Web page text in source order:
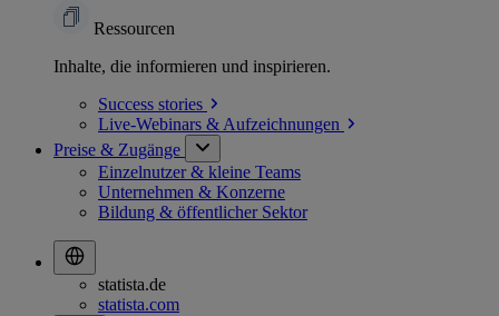
Ressourcen
Inhalte, die informieren und inspirieren.
Success stories
Live-Webinars & Aufzeichnungen
Preise & Zugänge
Einzelnutzer & kleine Teams
Unternehmen & Konzerne
Bildung & öffentlicher Sektor
statista.de
statista.com